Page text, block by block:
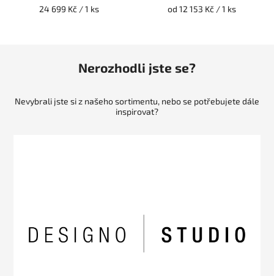
24 699 Kč / 1 ks od 12 153 Kč / 1 ks
Nerozhodli jste se?
Nevybrali jste si z našeho sortimentu, nebo se potřebujete dále
inspirovat?